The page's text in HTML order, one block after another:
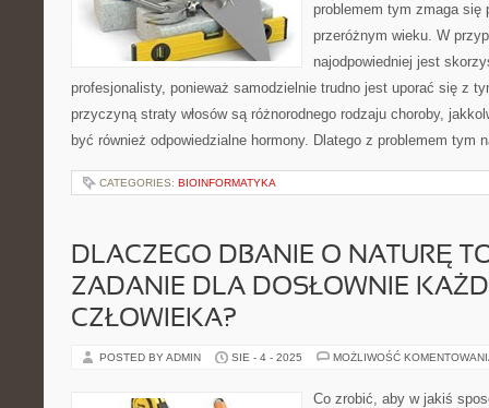
problemem tym zmaga się
przeróżnym wieku. W
najodpowiedniej jest
profesjonalisty, ponieważ samodzielnie trudno jest uporać się z
przyczyną straty włosów są różnorodnego rodzaju choroby,
być również odpowiedzialne hormony. Dlatego z problemem
CATEGORIES: BIOINFORMATYKA
DLACZEGO DBANIE O NATURĘ
ZADANIE DLA DOSŁOWNIE
CZŁOWIEKA?
POSTED BY ADMIN SIE - 4 - 2025 MOŻLIWOŚĆ
Co zrobić, aby w jakiś